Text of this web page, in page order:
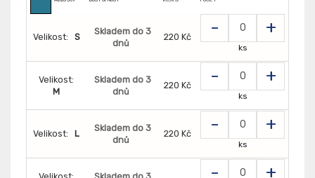
Velikost: S
Skladem do 3
dnů
220 Kč - +
ks
Velikost:
M
Skladem do 3
dnů
220 Kč - +
ks
Velikost: L
Skladem do 3
dnů
220 Kč - +
ks
- +